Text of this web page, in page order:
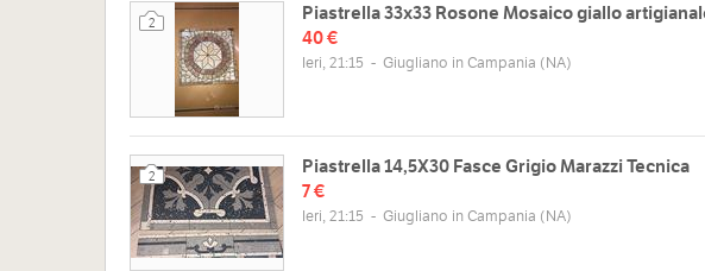
2
Piastrella 33x33 Rosone Mosaico giallo
40 €
Ieri, 21:15 - Giugliano in Campania (NA)
2
Piastrella 14,5X30 Fasce Grigio Marazzi Tecnica
7 €
Ieri, 21:15 - Giugliano in Campania (NA)